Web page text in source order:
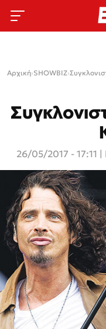
Αρχική›SHOWBIZ›
26/05/2017 - 17:11